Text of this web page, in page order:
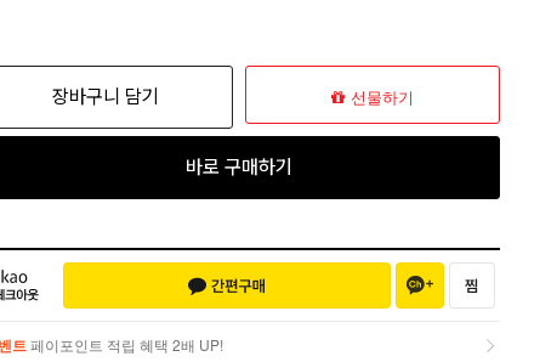
장바구니 담기 선물하기
바로 구매하기
트페이포인트 적립 혜택 2배 UP!